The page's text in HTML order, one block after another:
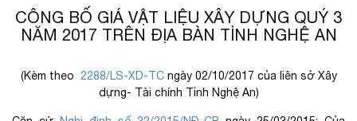
DỰNG
CÔNG BỐ GIÁ VẬT LIỆU XÂY DỰNG QUÝ 3
NĂM 2017 TRÊN ĐỊA BÀN TỈNH NGHỆ AN
(Kèm theo 2288/LS-XD-TC ngày 02/10/2017 của liên sở Xây
dựng- Tài chính Tỉnh Nghệ An)